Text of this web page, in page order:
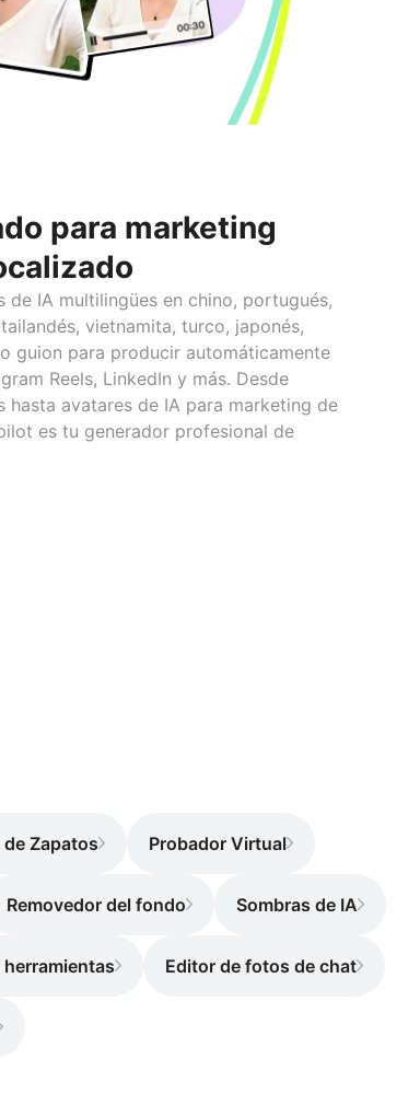
para marketing
IA multilingües en chino, portugués,
vietnamita, turco, japonés,
guion para producir automáticamente
Reels, LinkedIn y más. Desde
avatares de IA para marketing de
es tu generador profesional de
Zapatos Probador Virtual
Removedor del fondo Sombras de IA
herramientas Editor de fotos de chat